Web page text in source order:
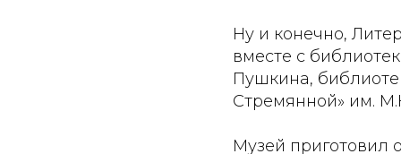
Ну и конечно,
вместе с
Пушкина,
Стремянной» им.
Музей приготовил